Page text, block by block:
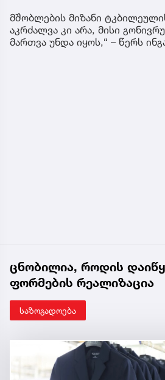
მშობლების მიზანი
აკრძალვა კი არა, მისი
მართვა უნდა იყოს,“ – წერს
ცნობილია, როდის
ფორმების რეალიზაცია
საზოგადოება